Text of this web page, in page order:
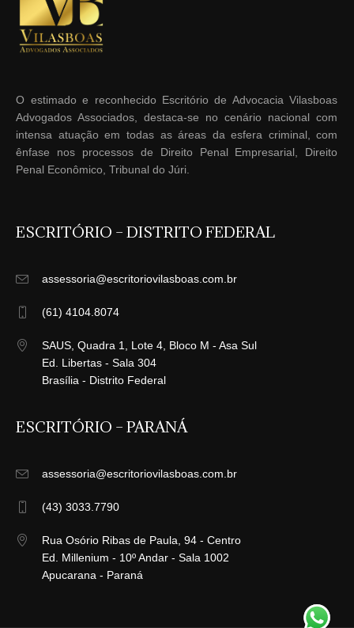
O estimado e reconhecido Escritório de Advocacia Vilasboas
Advogados Associados, destaca-se no cenário nacional com
intensa atuação em todas as áreas da esfera criminal, com
ênfase nos processos de Direito Penal Empresarial, Direito
Penal Econômico, Tribunal do Júri.
ESCRITÓRIO – DISTRITO FEDERAL
assessoria@escritoriovilasboas.com.br
(61) 4104.8074
SAUS, Quadra 1, Lote 4, Bloco M - Asa Sul
Ed. Libertas - Sala 304
Brasília - Distrito Federal
ESCRITÓRIO – PARANÁ
assessoria@escritoriovilasboas.com.br
(43) 3033.7790
Rua Osório Ribas de Paula, 94 - Centro
Ed. Millenium - 10º Andar - Sala 1002
Apucarana - Paraná